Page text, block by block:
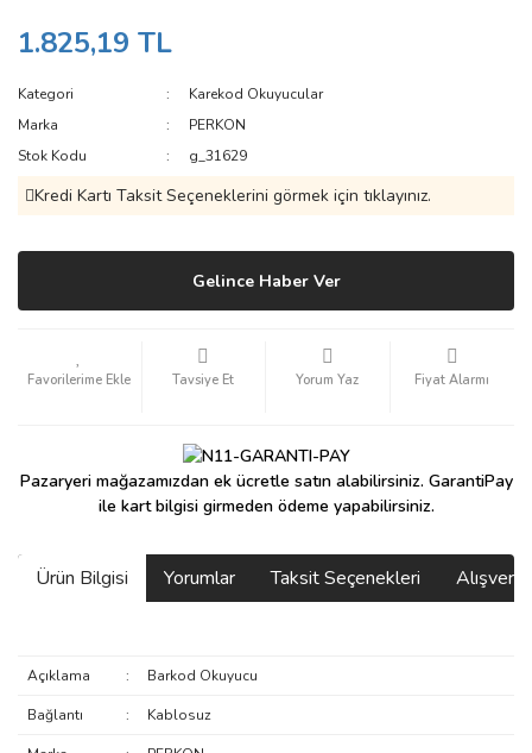
1.825,19 TL
Kategori
Karekod Okuyucular
Marka
PERKON
Stok Kodu
g_31629
Kredi Kartı Taksit Seçeneklerini görmek için tıklayınız.
Gelince Haber Ver
Tavsiye Et Yorum Yaz Fiyat Alarmı
Pazaryeri mağazamızdan ek ücretle satın alabilirsiniz. GarantiPay
ile kart bilgisi girmeden ödeme yapabilirsiniz.
Ürün Bilgisi Yorumlar Taksit Seçenekleri
Açıklama : Barkod Okuyucu
Bağlantı : Kablosuz